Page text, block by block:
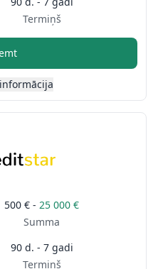
Termiņš
500 € - 25 000 €
Summa
90 d. - 7 gadi
Termiņš